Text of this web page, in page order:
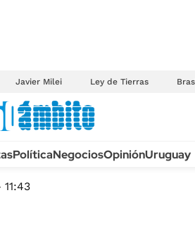
Javier Milei Ley de Tierras
PolíticaNegociosOpiniónUruguay